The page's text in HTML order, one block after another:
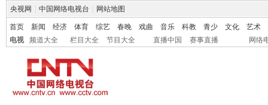
央视网 中国网络电视台 网站地图
首页 新闻 经济 体育 综艺 春晚 戏曲 音乐 科教 青少 文化
艺术
电视
频道大全 栏目大全 节目大全 直播中国 赛事直播 网络